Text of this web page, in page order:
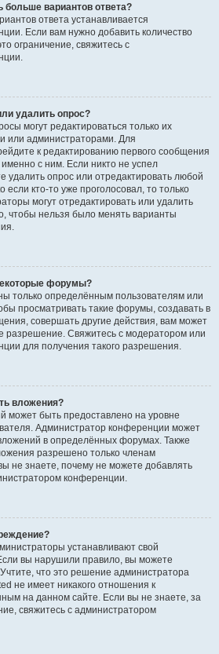
больше вариантов ответа?
ответа устанавливается
Если вам нужно добавить количество
ограничение, свяжитесь с
удалить опрос?
могут редактироваться только их
или администраторами. Для
к редактированию первого сообщения
именно с ним. Если никто не успел
удалить опрос или отредактировать любой
если кто-то уже проголосовал, то только
могут отредактировать или удалить
чтобы нельзя было менять варианты
форумы?
только определённым пользователям или
просматривать такие форумы, создавать в
совершать другие действия, вам может
разрешение. Свяжитесь с модератором или
для получения такого разрешения.
вложения?
может быть предоставлено на уровне
Администратор конференции может
в определённых форумах. Также
разрешено только членам
не знаете, почему не можете добавлять
конференции.
устанавливают свой
вы нарушили правило, вы можете
что это решение администратора
не имеет никакого отношения к
на данном сайте. Если вы не знаете, за
свяжитесь с администратором